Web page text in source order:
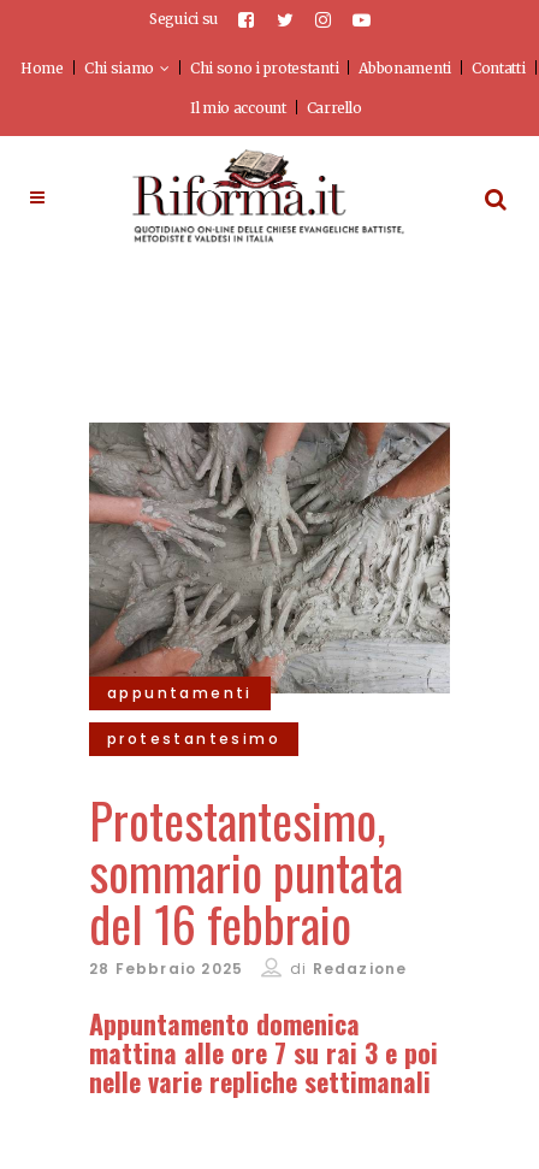
Seguici su
Home Chi siamo Chi sono i protestanti Abbonamenti Contatti
Il mio account Carrello
appuntamenti
protestantesimo
Protestantesimo,
sommario puntata
del 16 febbraio
28 Febbraio 2025 di Redazione
Appuntamento domenica
mattina alle ore 7 su rai 3 e poi
nelle varie repliche settimanali